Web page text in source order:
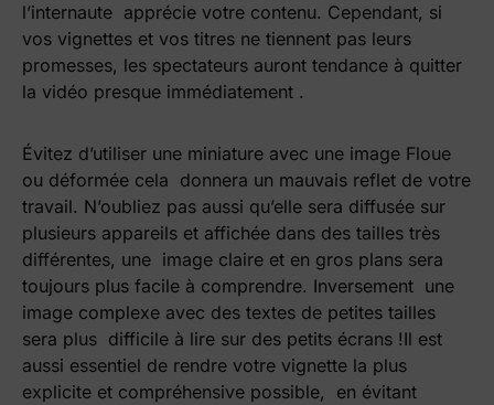
l’internaute apprécie votre contenu. Cependant, si
vos vignettes et vos titres ne tiennent pas leurs
promesses, les spectateurs auront tendance à quitter
la vidéo presque immédiatement .
Évitez d’utiliser une miniature avec une image Floue
ou déformée cela donnera un mauvais reflet de votre
travail. N’oubliez pas aussi qu’elle sera diffusée sur
plusieurs appareils et affichée dans des tailles très
différentes, une image claire et en gros plans sera
toujours plus facile à comprendre. Inversement une
image complexe avec des textes de petites tailles
sera plus difficile à lire sur des petits écrans !Il est
aussi essentiel de rendre votre vignette la plus
explicite et compréhensive possible, en évitant